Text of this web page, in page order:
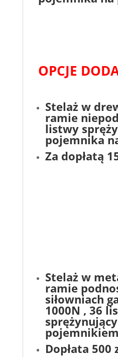
OPCJE
Stelaż w
ramie
listwy
pojemnika
Za dopłatą
Stelaż w
ramie
siłowniach
1000N , 36
Dopłata 500